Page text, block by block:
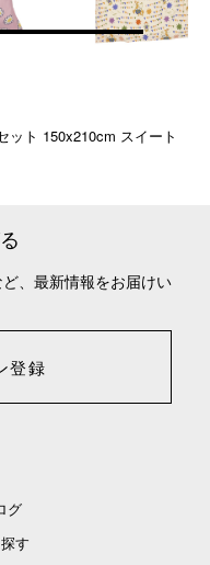
ット 150x210cm スイート
、最新情報をお届けい
登録
グ
す